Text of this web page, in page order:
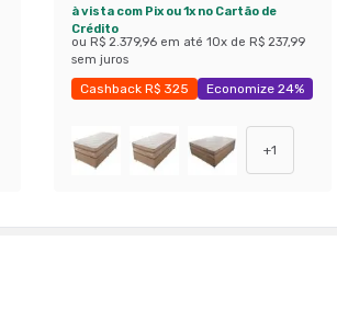
à vista com Pix ou 1x no Cartão de
Crédito
ou R$ 2.379,96 em até 10x de R$ 237,99
sem juros
Cashback R$ 325 Economize 24%
+1